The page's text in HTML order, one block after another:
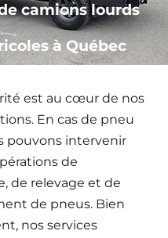
camions lourds
à Québec
est au cœur de nos
En cas de pneu
pouvons intervenir
de
de relevage et de
de pneus. Bien
nos services